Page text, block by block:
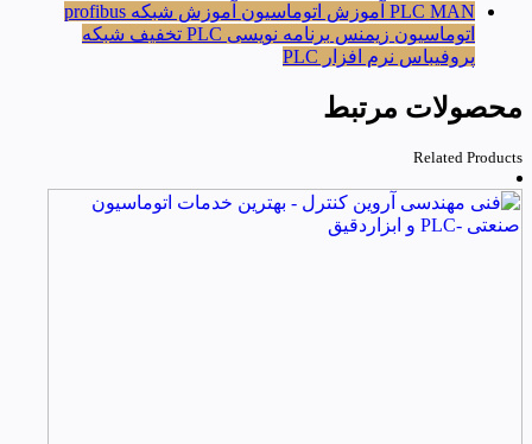
PLC MAN آموزش اتوماسیون آموزش شبکه profibus
اتوماسیون زیمنس برنامه نویسی PLC تخفیف شبکه
پروفیباس نرم افزار PLC
محصولات مرتبط
Related Products